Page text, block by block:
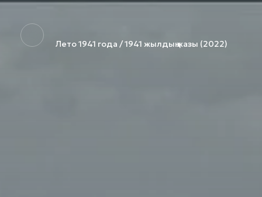
Лето 1941 года / 1941 жылдың жазы (2022)